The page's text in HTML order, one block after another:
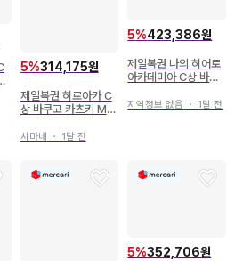
5%314,175원
제일복권 히로아카 C
상 바쿠고 카츠키 MA
개봉
시마네 ・ 1달 전
5%423,386원
제일복권 나의 히어로
아카데미아 C상 바쿠
올마이트
지역정보 없음 ・ 1달 전
5%352,706원